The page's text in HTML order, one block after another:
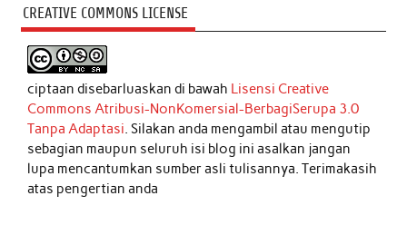
CREATIVE COMMONS LICENSE
ciptaan disebarluaskan di bawah Lisensi Creative
Commons Atribusi-NonKomersial-BerbagiSerupa 3.0
Tanpa Adaptasi. Silakan anda mengambil atau mengutip
sebagian maupun seluruh isi blog ini asalkan jangan
lupa mencantumkan sumber asli tulisannya. Terimakasih
atas pengertian anda